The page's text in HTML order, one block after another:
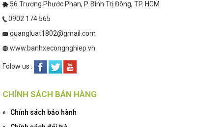
56 Trương Phước Phan, P. Bình Trị Đông, TP. HCM
0902 174 565
quangluat1802@gmail.com
www.banhxecongnghiep.vn
Folow us :
CHÍNH SÁCH BÁN HÀNG
»
Chính sách bảo hành